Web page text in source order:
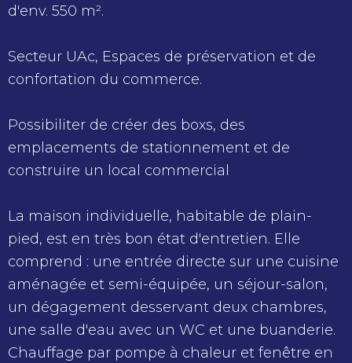
d'env. 550 m².
Secteur UAc, Espaces de préservation et de
confortation du commerce.
Possibiliter de créer des boxs, des
emplacements de stationnement et de
construire un local commercial
La maison individuelle, habitable de plain-
pied, est en très bon état d'entretien. Elle
comprend : une entrée directe sur une cuisine
aménagée et semi-équipée, un séjour-salon,
un dégagement desservant deux chambres,
une salle d'eau avec un WC et une buanderie.
Chauffage par pompe à chaleur et fenêtre en